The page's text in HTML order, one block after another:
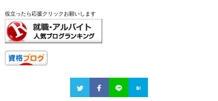
役立ったら応援クリックお願いします